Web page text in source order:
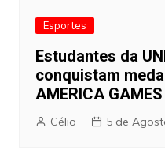
Esportes
Estudantes da
conquistam
AMERICA GAMES
Célio 5 de